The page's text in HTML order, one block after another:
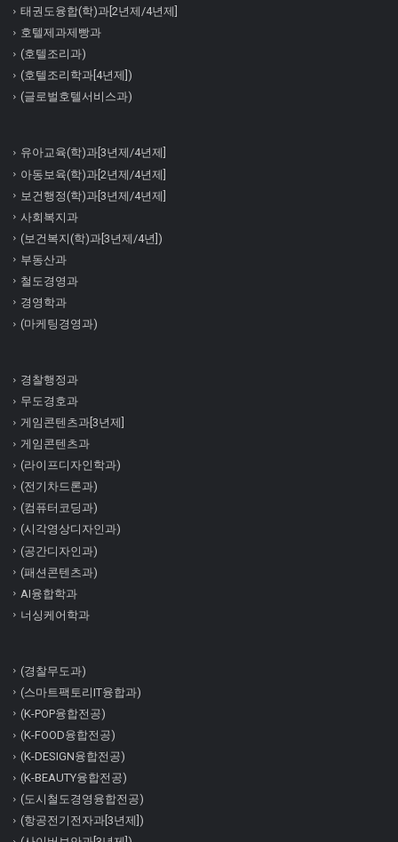
태권도융합(학)과[2년제/4년제]
호텔제과제빵과
(호텔조리과)
(호텔조리학과[4년제])
(글로벌호텔서비스과)
유아교육(학)과[3년제/4년제]
아동보육(학)과[2년제/4년제]
보건행정(학)과[3년제/4년제]
사회복지과
(보건복지(학)과[3년제/4년])
부동산과
철도경영과
경영학과
(마케팅경영과)
경찰행정과
무도경호과
게임콘텐츠과[3년제]
게임콘텐츠과
(라이프디자인학과)
(전기차드론과)
(컴퓨터코딩과)
(시각영상디자인과)
(공간디자인과)
(패션콘텐츠과)
AI융합학과
너싱케어학과
(경찰무도과)
(스마트팩토리IT융합과)
(K-POP융합전공)
(K-FOOD융합전공)
(K-DESIGN융합전공)
(K-BEAUTY융합전공)
(도시철도경영융합전공)
(항공전기전자과[3년제])